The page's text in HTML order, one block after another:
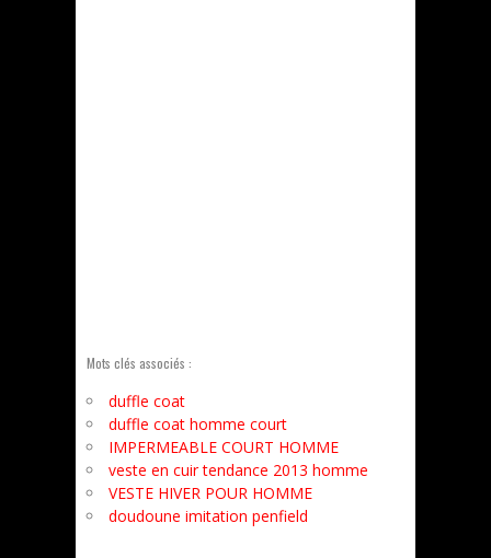
Mots clés associés :
duffle coat
duffle coat homme court
IMPERMEABLE COURT HOMME
veste en cuir tendance 2013 homme
VESTE HIVER POUR HOMME
doudoune imitation penfield